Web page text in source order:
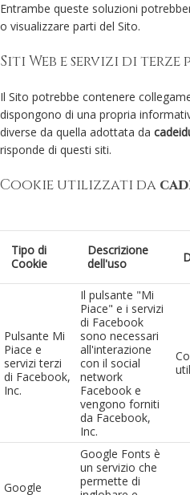
Entrambe queste soluzioni
o visualizzare parti del Sito.
Siti Web e servizi di terze
Il Sito potrebbe contenere
dispongono di una propria
diverse da quella adottata da
risponde di questi siti.
Cookie utilizzati da
Tipo di
Cookie
Descrizione
dell'uso
Pulsante Mi
Piace e
servizi terzi
di Facebook,
Inc.
Il pulsante "Mi
Piace" e i servizi
di Facebook
sono necessari
all'interazione
con il social
network
Facebook e
vengono forniti
da Facebook,
Inc.
Google
Google Fonts è
un servizio che
permette di